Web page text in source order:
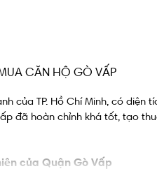
CĂN HỘ GÒ VẤP
của TP. Hồ Chí Minh, có diện
đã hoàn chỉnh khá tốt, tạo
của Quận Gò Vấp